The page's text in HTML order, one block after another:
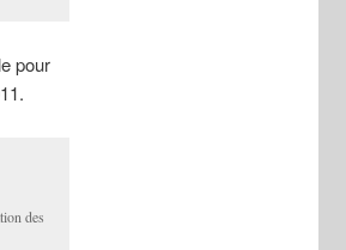
pour
des